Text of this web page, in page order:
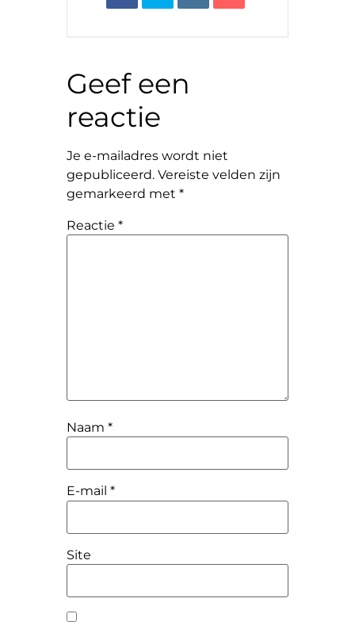
Geef een
reactie
Je e-mailadres wordt niet
gepubliceerd. Vereiste velden zijn
gemarkeerd met *
Reactie *
Naam *
E-mail *
Site